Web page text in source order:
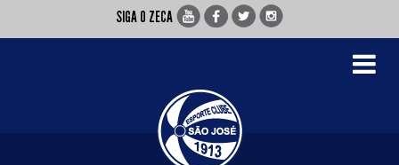
SIGA O ZECA
Toggle